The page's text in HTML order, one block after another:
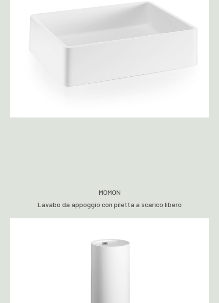
MOMON
Lavabo da appoggio con piletta a scarico libero